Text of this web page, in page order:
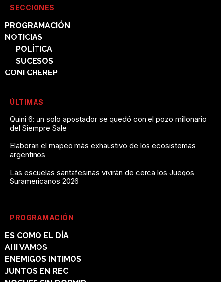
SECCIONES
PROGRAMACIÓN
NOTICIAS
POLÍTICA
SUCESOS
CONI CHEREP
ÚLTIMAS
Quini 6: un solo apostador se quedó con el pozo millonario
del Siempre Sale
Elaboran el mapeo más exhaustivo de los ecosistemas
argentinos
Las escuelas santafesinas vivirán de cerca los Juegos
Suramericanos 2026
PROGRAMACIÓN
ES COMO EL DÍA
AHI VAMOS
ENEMIGOS INTIMOS
JUNTOS EN REC